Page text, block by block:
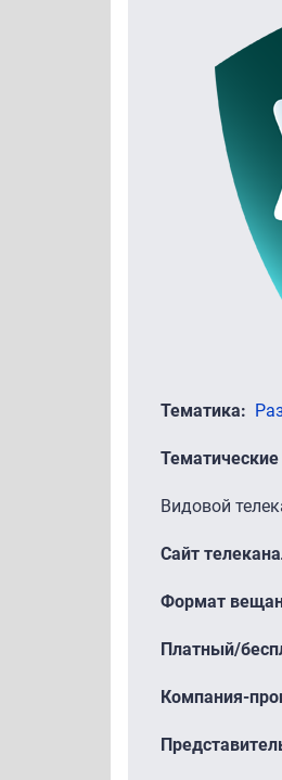
Тематика
Тематические
Видовой
Сайт
Формат
Платный/
Компания-